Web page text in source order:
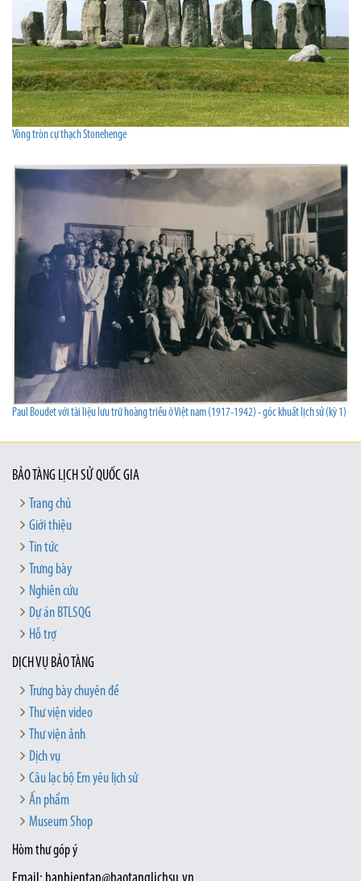
Vòng tròn cự thạch Stonehenge
Paul Boudet với tài liệu lưu trữ hoàng triều ở Việt nam (1917-1942) - góc khuất lịch sử (kỳ 1)
BẢO TÀNG LỊCH SỬ QUỐC GIA
Trang chủ
Giới thiệu
Tin tức
Trưng bày
Nghiên cứu
Dự án BTLSQG
Hỗ trợ
DỊCH VỤ BẢO TÀNG
Trưng bày chuyên đề
Thư viện video
Thư viện ảnh
Dịch vụ
Câu lạc bộ Em yêu lịch sử
Ấn phẩm
Museum Shop
Hòm thư góp ý